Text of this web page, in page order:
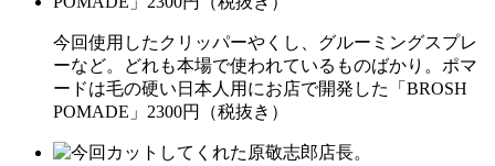
今回使用したクリッパーやくし、グルーミングスプレ
ーなど。どれも本場で使われているものばかり。ポマ
ードは毛の硬い日本人用にお店で開発した「BROSH
POMADE」2300円（税抜き）